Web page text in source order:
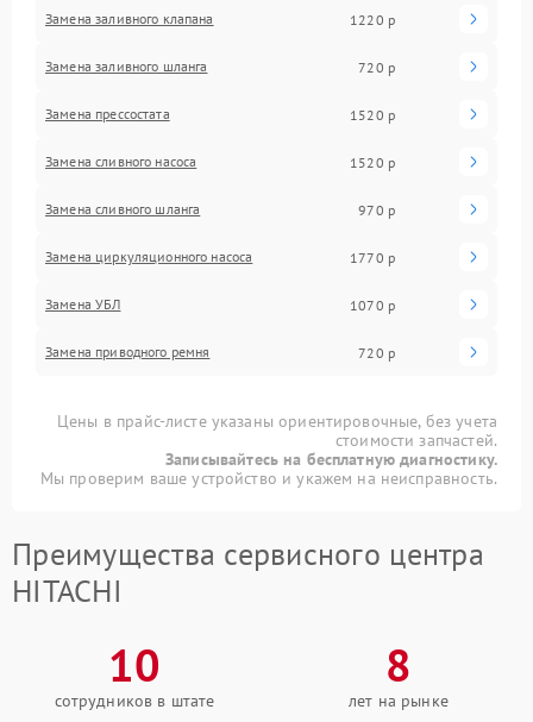
Замена заливного клапана 1220 р
Замена заливного шланга 720 р
Замена прессостата 1520 р
Замена сливного насоса 1520 р
Замена сливного шланга 970 р
Замена циркуляционного насоса 1770 р
Замена УБЛ 1070 р
Замена приводного ремня 720 р
Цены в прайс-листе указаны ориентировочные, без учета
стоимости запчастей.
Записывайтесь на бесплатную диагностику.
Мы проверим ваше устройство и укажем на неисправность.
Преимущества сервисного центра
HITACHI
10
сотрудников в штате
8
лет на рынке